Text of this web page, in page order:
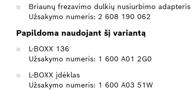
Briaunų frezavimo dulkių nusiurbimo adapteris
Užsakymo numeris: 2 608 190 062
Papildoma naudojant šį variantą
L-BOXX 136
Užsakymo numeris: 1 600 A01 2G0
L-BOXX įdėklas
Užsakymo numeris: 1 600 A03 51W